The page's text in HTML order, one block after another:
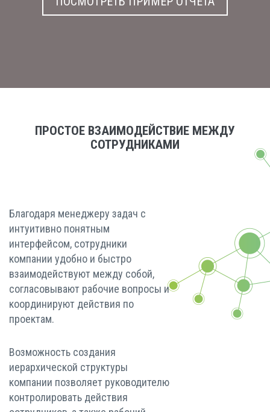
ПРОСТОЕ ВЗАИМОДЕЙСТВИЕ МЕЖДУ
СОТРУДНИКАМИ
Благодаря менеджеру задач с
интуитивно понятным
интерфейсом, сотрудники
компании удобно и быстро
взаимодействуют между собой,
согласовывают рабочие вопросы и
координируют действия по
проектам.
Возможность создания
иерархической структуры
компании позволяет руководителю
контролировать действия